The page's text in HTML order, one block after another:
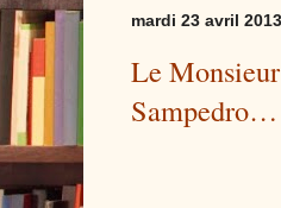
mardi 23 avril 2013
Le
Sampedro…